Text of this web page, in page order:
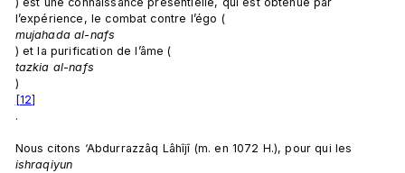
l’expérience, le combat contre l’égo (
mujahada al-nafs
) et la purification de l’âme (
tazkia al-nafs
)
[12]
.
Nous citons ‘Abdurrazzâq Lâhîjî (m. en 1072 H.), pour qui les
ishraqiyun